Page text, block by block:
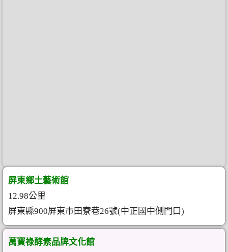
屏東鄉土藝術館
12.98公里
屏東縣900屏東市田寮巷26號(中正國中側門口)
萬寶祿酵素品牌文化館